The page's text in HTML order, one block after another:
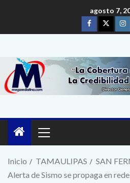
agosto 7,
Inicio TAMAULIPAS
SAN
Alerta de Sismo se propaga en